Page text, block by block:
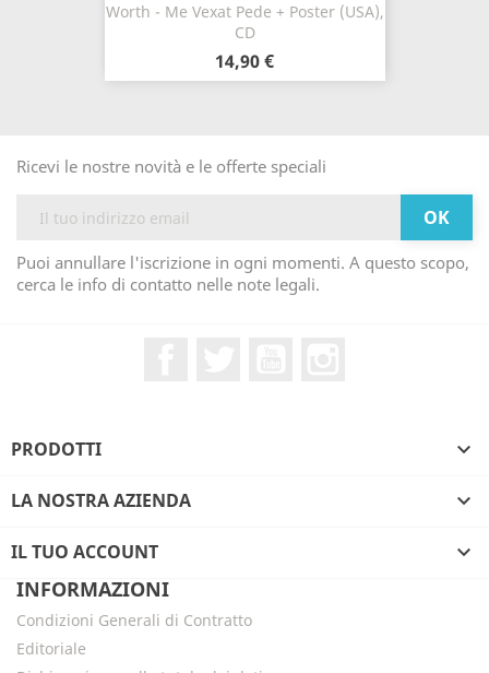
Worth - Me Vexat Pede + Poster (USA),
CD
14,90 €
Ricevi le nostre novità e le offerte speciali
Puoi annullare l'iscrizione in ogni momenti. A questo scopo,
cerca le info di contatto nelle note legali.
PRODOTTI 
LA NOSTRA AZIENDA 
IL TUO ACCOUNT

INFORMAZIONI
Condizioni Generali di Contratto
Editoriale